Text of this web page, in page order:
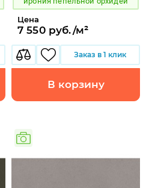
Цена
7 550 руб./м²
Заказ в 1 клик
В корзину